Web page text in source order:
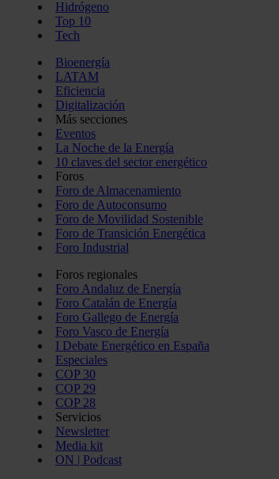
Hidrógeno
Top 10
Tech
Bioenergía
LATAM
Eficiencia
Digitalización
Más secciones
Eventos
La Noche de la Energía
10 claves del sector energético
Foros
Foro de Almacenamiento
Foro de Autoconsumo
Foro de Movilidad Sostenible
Foro de Transición Energética
Foro Industrial
Foros regionales
Foro Andaluz de Energía
Foro Catalán de Energía
Foro Gallego de Energía
Foro Vasco de Energía
I Debate Energético en España
Especiales
COP 30
COP 29
COP 28
Servicios
Newsletter
Media kit
ON | Podcast